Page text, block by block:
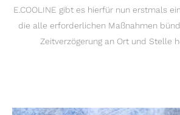
E.COOLINE gibt es hierfür nun erstmals
die alle erforderlichen Maßnahmen
Zeitverzögerung an Ort und Stelle